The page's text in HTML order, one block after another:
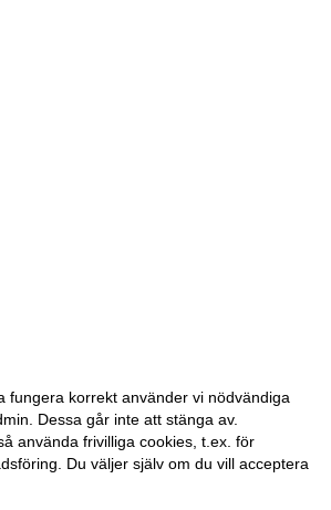
fungera korrekt använder vi nödvändiga
Dessa går inte att stänga av.
använda frivilliga cookies, t.ex. för
Du väljer själv om du vill acceptera